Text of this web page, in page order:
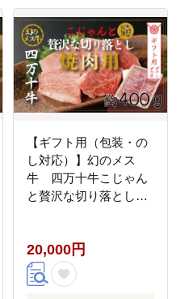
【ギフト用（包装・の
し対応）】幻のメス
牛 四万十牛こじゃん
と贅沢な切り落とし
20,000円